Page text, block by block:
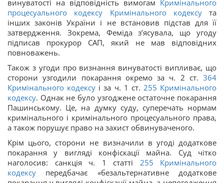
винуватості на відповідність вимогам Кримінального
процесуального кодексу
Кримінального кодексута
інших законів України і не встановив підстав для її
затвердження. Зокрема, Феміда з’ясувала, що угоду
підписав прокурор САП, який не мав відповідних
повноважень.
Також з угоди про визнання винуватості випливає, що
сторони узгодили покарання окремо за ч. 2 ст. 364
Кримінального кодексу і за ч. 1 ст. 255 Кримінального
кодексу. Однак не було узгоджене остаточне покарання
Пашинському. Це, на думку суду, суперечать нормам
кримінального і кримінального процесуального права,
а також порушує право на захист обвинуваченого.
Крім цього, сторони не визначили в угоді додаткове
покарання у вигляді конфіскації майна. Суд чітко
наголосив: санкція ч. 1 статті 255 Кримінального
кодексу передбачає «безальтернативне додаткове